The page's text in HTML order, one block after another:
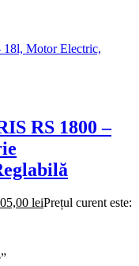
RS 1800 –
leiPrețul curent este: